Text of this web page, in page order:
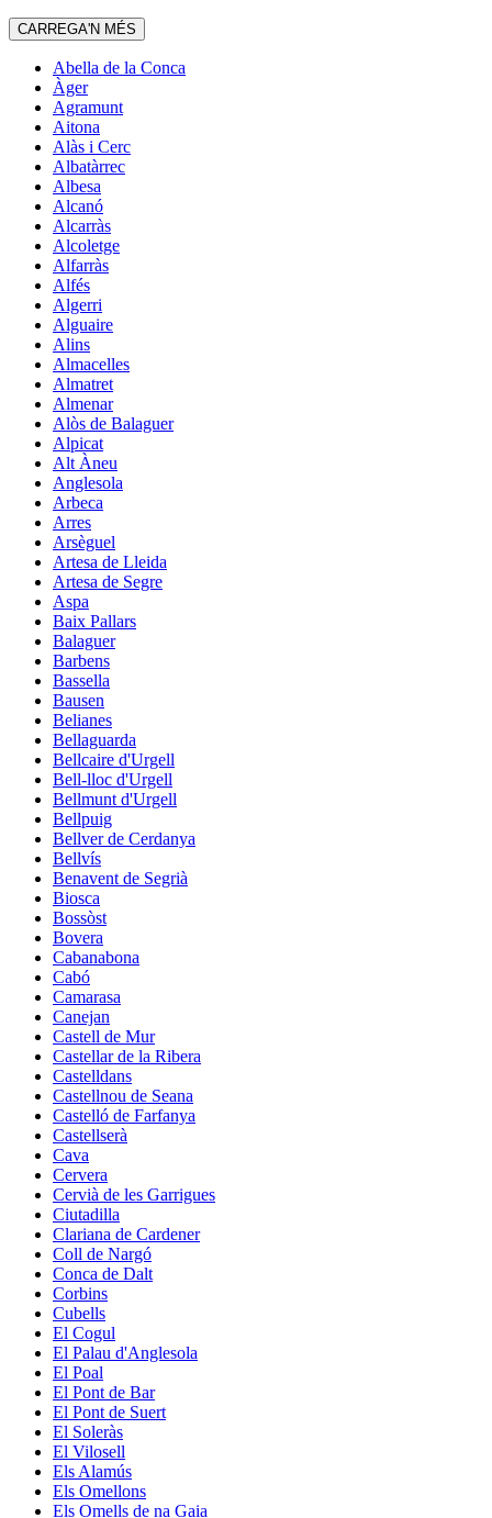
CARREGA'N MÉS
Abella de la Conca
Àger
Agramunt
Aitona
Alàs i Cerc
Albatàrrec
Albesa
Alcanó
Alcarràs
Alcoletge
Alfarràs
Alfés
Algerri
Alguaire
Alins
Almacelles
Almatret
Almenar
Alòs de Balaguer
Alpicat
Alt Àneu
Anglesola
Arbeca
Arres
Arsèguel
Artesa de Lleida
Artesa de Segre
Aspa
Baix Pallars
Balaguer
Barbens
Bassella
Bausen
Belianes
Bellaguarda
Bellcaire d'Urgell
Bell-lloc d'Urgell
Bellmunt d'Urgell
Bellpuig
Bellver de Cerdanya
Bellvís
Benavent de Segrià
Biosca
Bossòst
Bovera
Cabanabona
Cabó
Camarasa
Canejan
Castell de Mur
Castellar de la Ribera
Castelldans
Castellnou de Seana
Castelló de Farfanya
Castellserà
Cava
Cervera
Cervià de les Garrigues
Ciutadilla
Clariana de Cardener
Coll de Nargó
Conca de Dalt
Corbins
Cubells
El Cogul
El Palau d'Anglesola
El Poal
El Pont de Bar
El Pont de Suert
El Soleràs
El Vilosell
Els Alamús
Els Omellons
Els Omells de na Gaia